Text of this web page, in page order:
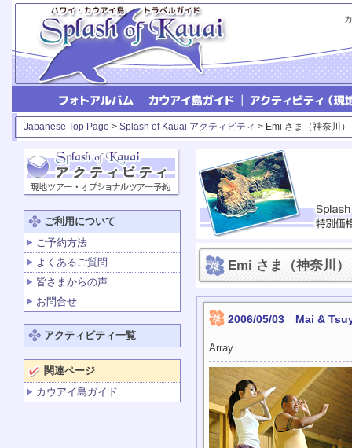
Japanese Top Page > Splash of Kauai アクティビティ > Emi さま（神奈川）
ご利用について
ご予約方法
よくあるご質問
皆さまからの声
お問合せ
アクティビティ一覧
関連ページ
カウアイ島ガイド
Emi さま（神奈川）
2006/05/03 Mai &
Array